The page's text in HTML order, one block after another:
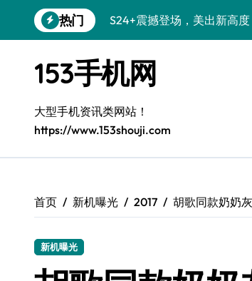
到
热门
S24+震撼登场，美出新高度
A56 5G登场，三星风尚新定
三星S26上手玩转个性美化
S25美化秘籍：个性潮玩，炫
C55 5G焕新秘籍：定制潮
Galaxy Z Flip6：折叠时尚
S25 Ultra颜值炸裂！定制主
153手机网
大型手机资讯类网站！
https://www.153shouji.com
首页 新机曝光 2017 胡歌同款奶奶
新机曝光